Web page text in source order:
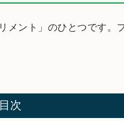
メント」のひとつです。
目次